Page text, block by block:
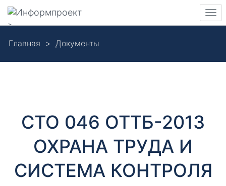
main
Навигация
>
Главная Документы
Д
м
СТО 046 ОТТБ-2013
ОХРАНА ТРУДА И
СИСТЕМА КОНТРОЛЯ